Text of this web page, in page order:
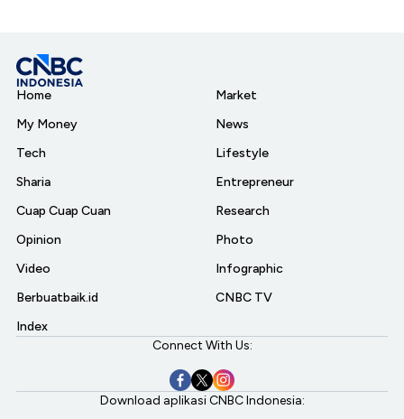
Home
My Money
Tech
Sharia
Cuap Cuap Cuan
Opinion
Video
Berbuatbaik.id
Index
Market
News
Lifestyle
Entrepreneur
Research
Photo
Infographic
CNBC TV
Connect With Us:
Download aplikasi CNBC Indonesia: